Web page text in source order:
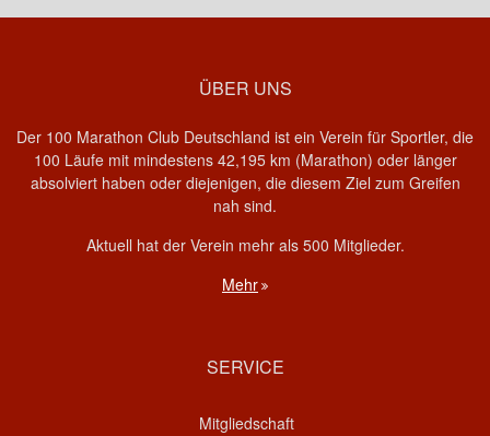
ÜBER UNS
Der 100 Marathon Club Deutschland ist ein Verein für Sportler, die
100 Läufe mit mindestens 42,195 km (Marathon) oder länger
absolviert haben oder diejenigen, die diesem Ziel zum Greifen
nah sind.
Aktuell hat der Verein mehr als 500 Mitglieder.
Mehr
SERVICE
Mitgliedschaft